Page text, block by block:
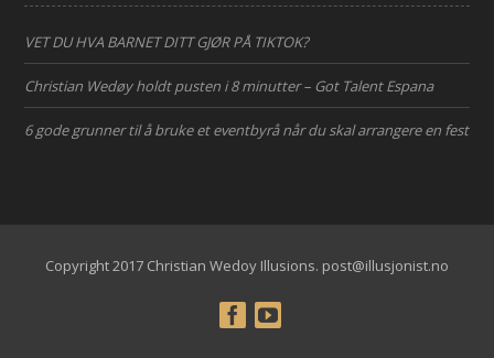
VET DU HVA BARNET DITT GJØR PÅ TIKTOK?
Christian Wedøy holdt pusten i 8 minutter – Got Talent Espana
6 gode grunner til å bruke et eventbyrå når du skal arrangere en fest
Copyright 2017 Christian Wedoy Illusions. post@illusjonist.no